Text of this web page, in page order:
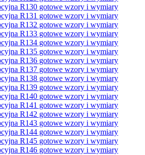
R130 gotowe wzory i wymiary
R131 gotowe wzory i wymiary
R132 gotowe wzory i wymiary
R133 gotowe wzory i wymiary
R134 gotowe wzory i wymiary
R135 gotowe wzory i wymiary
R136 gotowe wzory i wymiary
R137 gotowe wzory i wymiary
R138 gotowe wzory i wymiary
R139 gotowe wzory i wymiary
R140 gotowe wzory i wymiary
R141 gotowe wzory i wymiary
R142 gotowe wzory i wymiary
R143 gotowe wzory i wymiary
R144 gotowe wzory i wymiary
R145 gotowe wzory i wymiary
R146 gotowe wzory i wymiary